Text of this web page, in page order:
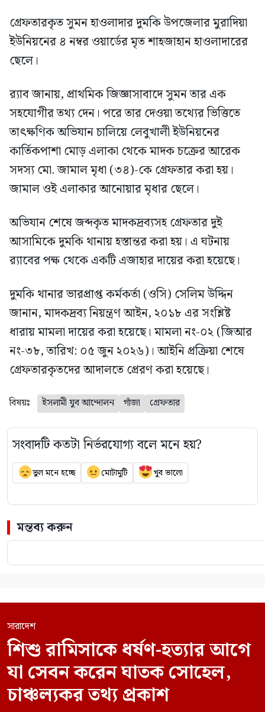
গ্রেফতারকৃত সুমন হাওলাদার দুমকি উপজেলার মুরাদিয়া
ইউনিয়নের ৪ নম্বর ওয়ার্ডের মৃত শাহজাহান হাওলাদারের
ছেলে।
র‍্যাব জানায়, প্রাথমিক জিজ্ঞাসাবাদে সুমন তার এক
সহযোগীর তথ্য দেন। পরে তার দেওয়া তথ্যের ভিত্তিতে
তাৎক্ষণিক অভিযান চালিয়ে লেবুখালী ইউনিয়নের
কার্তিকপাশা মোড় এলাকা থেকে মাদক চক্রের আরেক
সদস্য মো. জামাল মৃধা (৩৪)-কে গ্রেফতার করা হয়।
জামাল ওই এলাকার আনোয়ার মৃধার ছেলে।
অভিযান শেষে জব্দকৃত মাদকদ্রব্যসহ গ্রেফতার দুই
আসামিকে দুমকি থানায় হস্তান্তর করা হয়। এ ঘটনায়
র‍্যাবের পক্ষ থেকে একটি এজাহার দায়ের করা হয়েছে।
দুমকি থানার ভারপ্রাপ্ত কর্মকর্তা (ওসি) সেলিম উদ্দিন
জানান, মাদকদ্রব্য নিয়ন্ত্রণ আইন, ২০১৮ এর সংশ্লিষ্ট
ধারায় মামলা দায়ের করা হয়েছে। মামলা নং-০২ (জিআর
নং-৩৮, তারিখ: ০৫ জুন ২০২৬)। আইনি প্রক্রিয়া শেষে
গ্রেফতারকৃতদের আদালতে প্রেরণ করা হয়েছে।
বিষয়ঃ ইসলামী যুব আন্দোলন গাঁজা গ্রেফতার
সংবাদটি কতটা নির্ভরযোগ্য বলে মনে হয়?
ভুল মনে হচ্ছে মোটামুটি খুব ভালো
মন্তব্য করুন
সারাদেশ
শিশু রামিসাকে ধর্ষণ-হত্যার আগে
যা সেবন করেন ঘাতক সোহেল,
চাঞ্চল্যকর তথ্য প্রকাশ